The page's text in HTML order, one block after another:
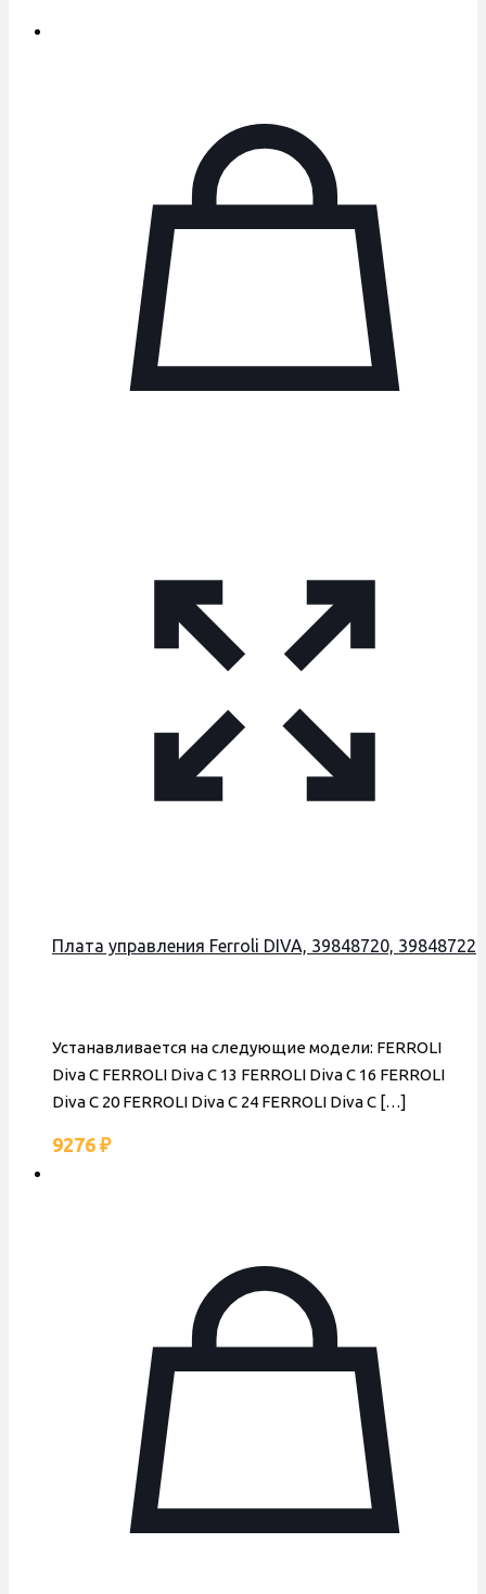
Плата управления Ferroli DIVA, 39848720, 39848722
Устанавливается на следующие модели: FERROLI
Diva C FERROLI Diva C 13 FERROLI Diva C 16 FERROLI
Diva C 20 FERROLI Diva C 24 FERROLI Diva C […]
9276 ₽